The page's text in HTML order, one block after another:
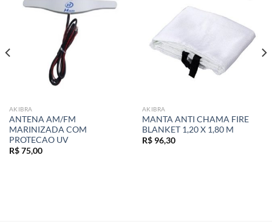
Add to
AKIBRA
ANTENA AM/FM
MARINIZADA COM
PROTECAO UV
R$75,00
AKIBRA
MANTA ANTI CHAMA FIRE
BLANKET 1,20 X 1,80 M
R$96,30